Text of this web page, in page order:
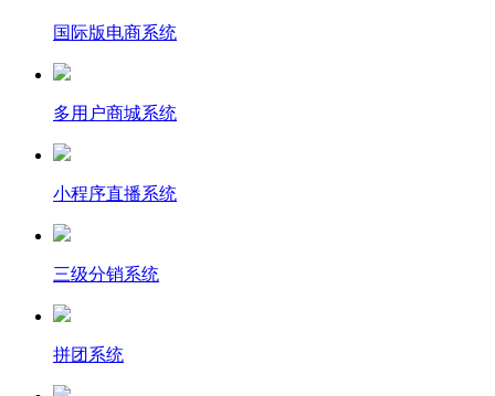
国际版电商系统
多用户商城系统
小程序直播系统
三级分销系统
拼团系统